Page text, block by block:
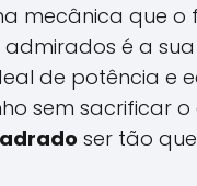
mecânica que o
é a
de potência
sem sacrificar o
ser tão